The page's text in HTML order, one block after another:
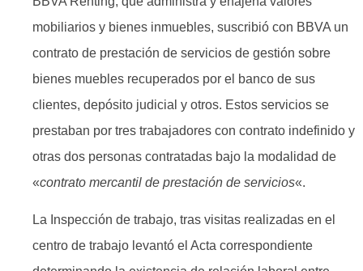
mobiliarios y bienes inmuebles, suscribió con BBVA un
contrato de prestación de servicios de gestión sobre
bienes muebles recuperados por el banco de sus
clientes, depósito judicial y otros. Estos servicios se
prestaban por tres trabajadores con contrato indefinido y
otras dos personas contratadas bajo la modalidad de
«contrato mercantil de prestación de servicios«.
La Inspección de trabajo, tras visitas realizadas en el
centro de trabajo levantó el Acta correspondiente